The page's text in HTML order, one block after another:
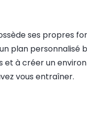
ses propres
plan personnalisé
et à créer un
vous entraîner.